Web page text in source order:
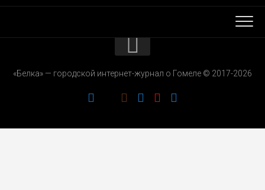
РЕКЛАМОДАТЕЛЯМ
«Белка» — городской интернет-журнал о Гомеле © 2017-2026